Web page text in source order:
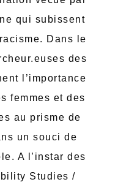
qui subissent
Dans le
des
l’importance
femmes et des
au prisme de
un souci de
A l’instar des
Studies /